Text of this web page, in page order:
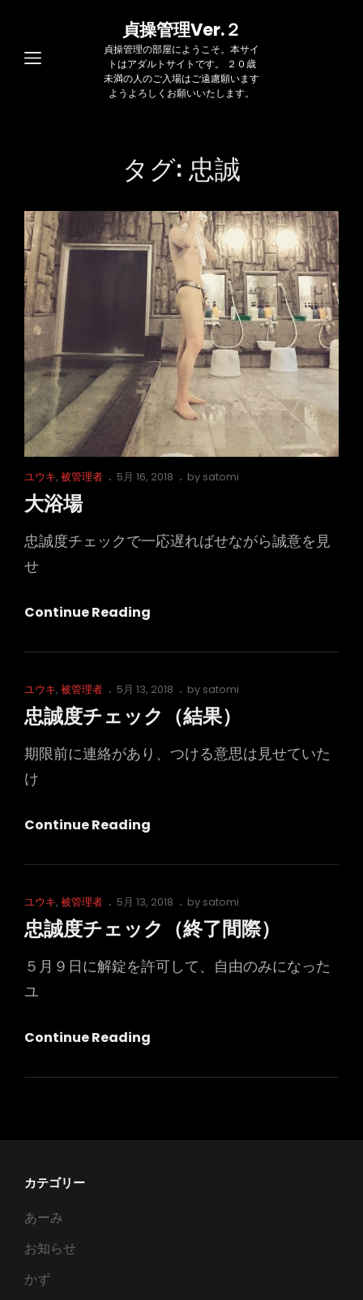
貞操管理Ver.２
貞操管理の部屋にようこそ。本サイ
トはアダルトサイトです。 ２０歳
未満の人のご入場はご遠慮願います
ようよろしくお願いいたします。
タグ: 忠誠
Cat
Links
ユウキ, 被管理者
Posted
5月 16, 2018 by satomi
大浴場
忠誠度チェックで一応遅ればせながら誠意を見
せ
Continue Reading
場
Cat
Links
ユウキ, 被管理者
Posted
5月 13, 2018 by satomi
忠誠度チェック（結果）
期限前に連絡があり、つける意思は見せていた
け
Continue Reading
度
ッ
ク
Cat
Links
ユウキ, 被管理者
Posted
5月 13, 2018 by satomi
忠誠度チェック（終了間際）
５月９日に解錠を許可して、自由のみになった
ユ
Continue Reading
度
カテゴリー
あーみ
お知らせ
かず